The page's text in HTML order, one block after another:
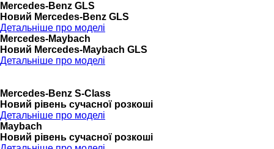
Mercedes-Benz GLS
Новий Mercedes-Benz GLS
Детальніше про моделі
Mercedes-Maybach
Новий Mercedes-Maybach GLS
Детальніше про моделі
Mercedes-Benz S-Class
Новий рівень сучасної розкоші
Детальніше про моделі
Maybach
Новий рівень сучасної розкоші